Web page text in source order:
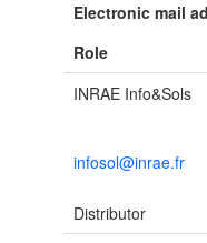
Electronic mail
Role
INRAE Info&Sols
infosol@inrae.fr
Distributor